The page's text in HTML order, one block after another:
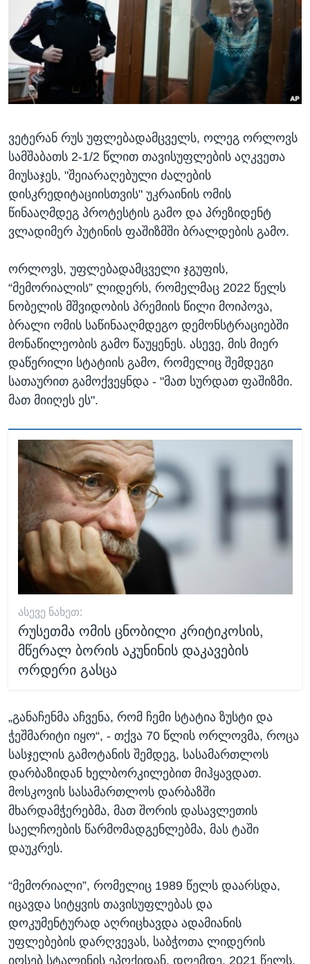
ᲡᲢᲣᲓᲘᲐ ᲕᲐᲨᲘᲜᲒᲢᲝᲜᲘ
ᲔᲙᲝᲜᲝᲛᲘᲙᲐ
ᲯᲐᲜᲛᲠᲗᲔᲚᲝᲑᲐ
ᲛᲔᲪᲜᲘᲔᲠᲔᲑᲐ
ᲘᲜᲢᲔᲠᲕᲘᲣ
ᲒᲐᲚᲘᲚᲔᲝ
ᲓᲔᲖᲘᲜᲤᲝᲠᲛᲐᲪᲘᲐ
Learning English
ᲗᲕᲐᲚᲘ ᲒᲕᲐᲓᲔᲕᲜᲔᲗ
ვეტერან რუს უფლებადამცველს, ოლეგ ორლოვს
სამშაბათს 2-1/2 წლით თავისუფლების აღკვეთა
მიუსაჯეს, "შეიარაღებული ძალების
დისკრედიტაციისთვის" უკრაინის ომის
წინააღმდეგ პროტესტის გამო და პრეზიდენტ
ვლადიმერ პუტინის ფაშიზმში ბრალდების გამო.
ორლოვს, უფლებადამცველი ჯგუფის,
“მემორიალის” ლიდერს, რომელმაც 2022 წელს
ნობელის მშვიდობის პრემიის წილი მოიპოვა,
ბრალი ომის საწინააღმდეგო დემონსტრაციებში
მონაწილეობის გამო წაუყენეს. ასევე, მის მიერ
დაწერილი სტატიის გამო, რომელიც შემდეგი
სათაურით გამოქვეყნდა - "მათ სურდათ ფაშიზმი.
მათ მიიღეს ეს".
ᲐᲡᲔᲕᲔ ᲜᲐᲮᲔᲗ:
რუსეთმა ომის ცნობილი კრიტიკოსის,
მწერალ ბორის აკუნინის დაკავების
ორდერი გასცა
„განაჩენმა აჩვენა, რომ ჩემი სტატია ზუსტი და
ჭეშმარიტი იყო“, - თქვა 70 წლის ორლოვმა, როცა
სასჯელის გამოტანის შემდეგ, სასამართლოს
დარბაზიდან ხელბორკილებით მიჰყავდათ.
მოსკოვის სასამართლოს დარბაზში
მხარდამჭერებმა, მათ შორის დასავლეთის
საელჩოების წარმომადგენლებმა, მას ტაში
დაუკრეს.
“მემორიალი”, რომელიც 1989 წელს დაარსდა,
იცავდა სიტყვის თავისუფლებას და
დოკუმენტურად აღრიცხავდა ადამიანის
უფლებების დარღვევას, საბჭოთა ლიდერის
იოსებ სტალინის ეპოქიდან, დღემდე. 2021 წელს,